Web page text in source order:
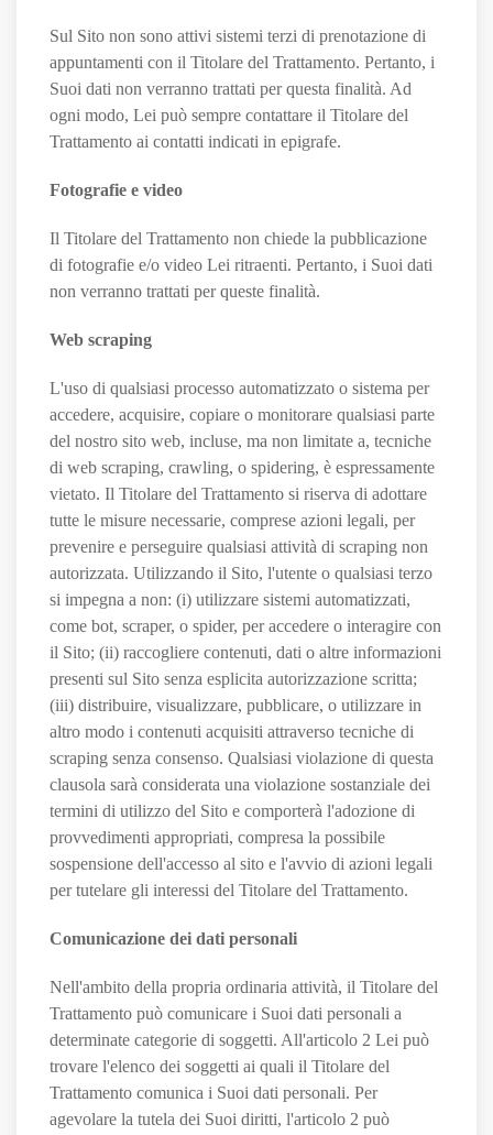
Sul Sito non sono attivi sistemi terzi di prenotazione di
appuntamenti con il Titolare del Trattamento. Pertanto, i
Suoi dati non verranno trattati per questa finalità. Ad
ogni modo, Lei può sempre contattare il Titolare del
Trattamento ai contatti indicati in epigrafe.
Fotografie e video
Il Titolare del Trattamento non chiede la pubblicazione
di fotografie e/o video Lei ritraenti. Pertanto, i Suoi dati
non verranno trattati per queste finalità.
Web scraping
L'uso di qualsiasi processo automatizzato o sistema per
accedere, acquisire, copiare o monitorare qualsiasi parte
del nostro sito web, incluse, ma non limitate a, tecniche
di web scraping, crawling, o spidering, è espressamente
vietato. Il Titolare del Trattamento si riserva di adottare
tutte le misure necessarie, comprese azioni legali, per
prevenire e perseguire qualsiasi attività di scraping non
autorizzata. Utilizzando il Sito, l'utente o qualsiasi terzo
si impegna a non: (i) utilizzare sistemi automatizzati,
come bot, scraper, o spider, per accedere o interagire con
il Sito; (ii) raccogliere contenuti, dati o altre informazioni
presenti sul Sito senza esplicita autorizzazione scritta;
(iii) distribuire, visualizzare, pubblicare, o utilizzare in
altro modo i contenuti acquisiti attraverso tecniche di
scraping senza consenso. Qualsiasi violazione di questa
clausola sarà considerata una violazione sostanziale dei
termini di utilizzo del Sito e comporterà l'adozione di
provvedimenti appropriati, compresa la possibile
sospensione dell'accesso al sito e l'avvio di azioni legali
per tutelare gli interessi del Titolare del Trattamento.
Comunicazione dei dati personali
Nell'ambito della propria ordinaria attività, il Titolare del
Trattamento può comunicare i Suoi dati personali a
determinate categorie di soggetti. All'articolo 2 Lei può
trovare l'elenco dei soggetti ai quali il Titolare del
Trattamento comunica i Suoi dati personali. Per
agevolare la tutela dei Suoi diritti, l'articolo 2 può